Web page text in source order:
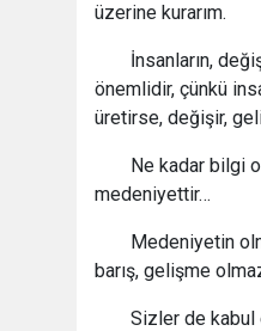
üzerine kurarım.
İnsanların,
önemlidir, çünkü
üretirse, değişir,
Ne kadar bilgi
medeniyettir…
Medeniyetin
barış, gelişme
Sizler de